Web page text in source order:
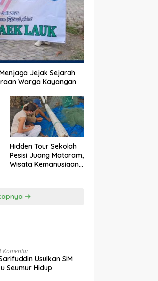
Jejak Sejarah
Warga Kayangan
Hidden Tour Sekolah
Pesisi Juang Mataram,
Wisata Kemanusiaan
Komentar
Usulkan SIM
Seumur Hidup